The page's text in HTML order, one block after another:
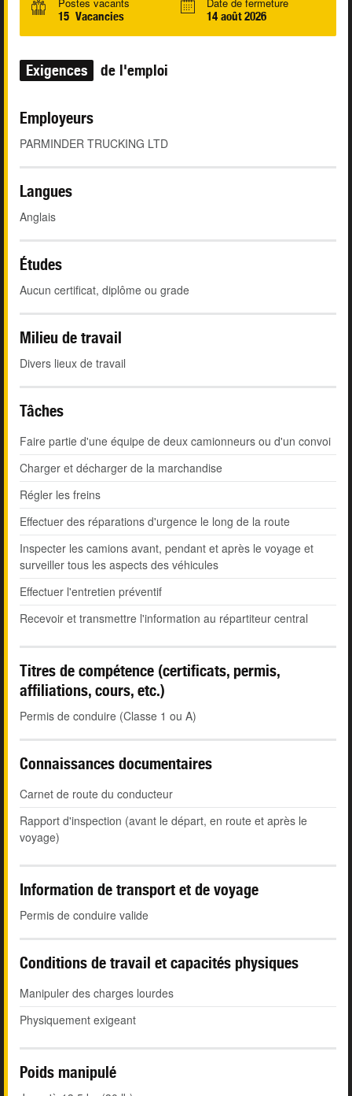
Postes vacants
15 Vacancies
Date de fermeture
14 août 2026
Exigences de l'emploi
Employeurs
PARMINDER TRUCKING LTD
Langues
Anglais
Études
Aucun certificat, diplôme ou grade
Milieu de travail
Divers lieux de travail
Tâches
Faire partie d'une équipe de deux camionneurs ou d'un convoi
Charger et décharger de la marchandise
Régler les freins
Effectuer des réparations d'urgence le long de la route
Inspecter les camions avant, pendant et après le voyage et
surveiller tous les aspects des véhicules
Effectuer l'entretien préventif
Recevoir et transmettre l'information au répartiteur central
Titres de compétence (certificats, permis,
affiliations, cours, etc.)
Permis de conduire (Classe 1 ou A)
Connaissances documentaires
Carnet de route du conducteur
Rapport d'inspection (avant le départ, en route et après le
voyage)
Information de transport et de voyage
Permis de conduire valide
Conditions de travail et capacités physiques
Manipuler des charges lourdes
Physiquement exigeant
Poids manipulé